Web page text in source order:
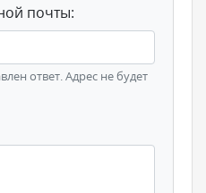
почты:
ответ. Адрес не будет